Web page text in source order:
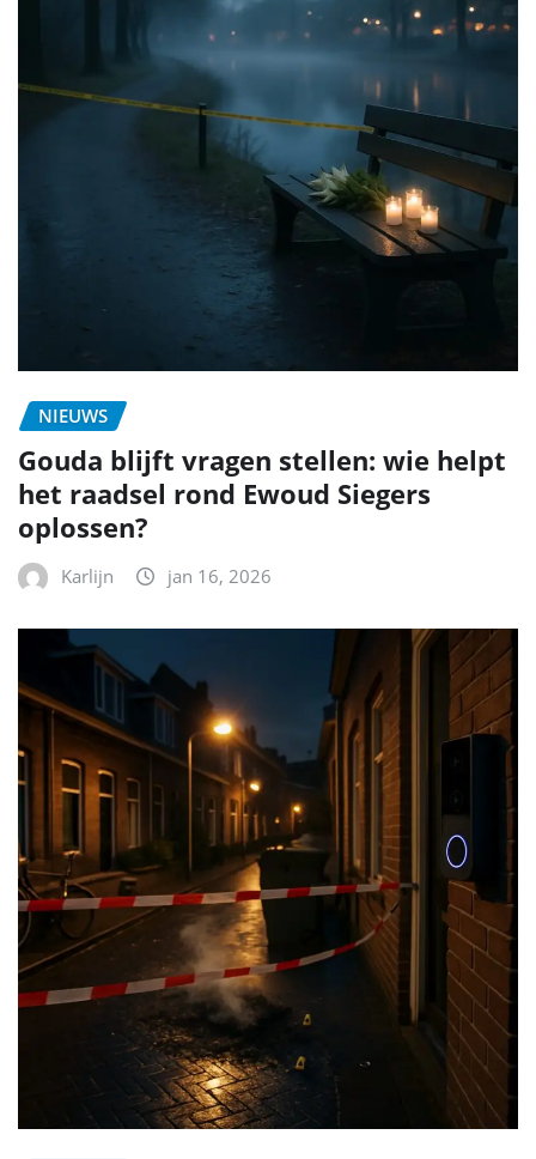
NIEUWS
Gouda blijft vragen stellen: wie helpt
het raadsel rond Ewoud Siegers
oplossen?
Karlijn jan 16, 2026